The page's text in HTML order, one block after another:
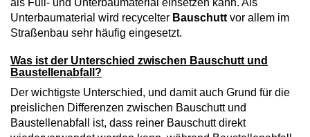
als Füll- und Unterbaumaterial einsetzen kann. Als
Unterbaumaterial wird recycelter Bauschutt vor allem im
Straßenbau sehr häufig eingesetzt.
Was ist der Unterschied zwischen Bauschutt und
Baustellenabfall?
Der wichtigste Unterschied, und damit auch Grund für die
preislichen Differenzen zwischen Bauschutt und
Baustellenabfall ist, dass reiner Bauschutt direkt